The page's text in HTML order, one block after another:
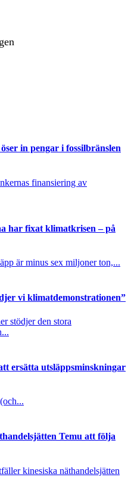
in pengar i fossilbränslen
finansiering av
har fixat klimatkrisen – på
är minus sex miljoner ton,...
vi klimatdemonstrationen”
stödjer den stora
ersätta utsläppsminskningar
Temu att följa
kinesiska näthandelsjätten